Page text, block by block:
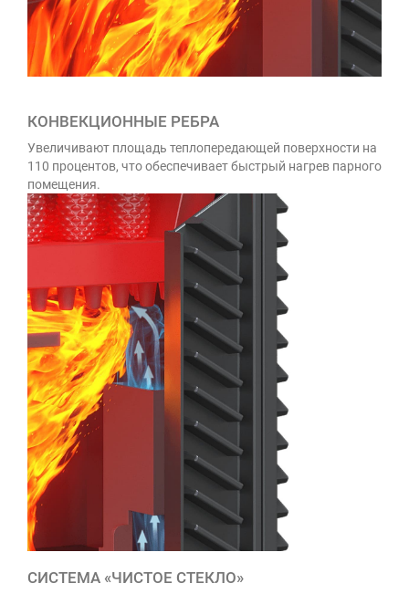
КОНВЕКЦИОННЫЕ РЕБРА
Увеличивают площадь теплопередающей поверхности на
110 процентов, что обеспечивает быстрый нагрев парного
помещения.
СИСТЕМА «ЧИСТОЕ СТЕКЛО»